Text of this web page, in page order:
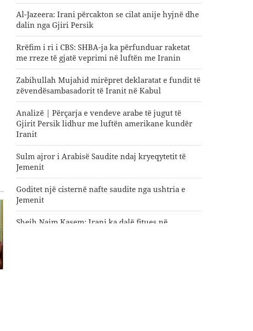
Al-Jazeera: Irani përcakton se cilat anije hyjnë dhe
dalin nga Gjiri Persik
Rrëfim i ri i CBS: SHBA-ja ka përfunduar raketat
me rreze të gjatë veprimi në luftën me Iranin
Zabihullah Mujahid mirëpret deklaratat e fundit të
zëvendësambasadorit të Iranit në Kabul
Analizë | Përçarja e vendeve arabe të jugut të
Gjirit Persik lidhur me luftën amerikane kundër
Iranit
Sulm ajror i Arabisë Saudite ndaj kryeqytetit të
Jemenit
Goditet një cisternë nafte saudite nga ushtria e
Jemenit
Shejh Naim Kasem: Irani ka dalë fitues në